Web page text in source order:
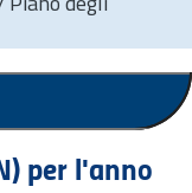
Piano degli
per l'anno